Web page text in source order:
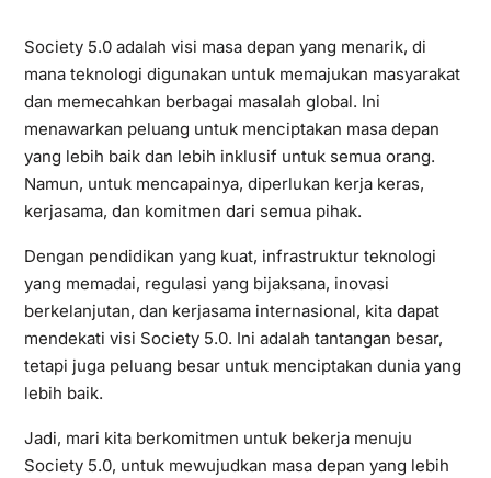
Society 5.0 adalah visi masa depan yang menarik, di
mana teknologi digunakan untuk memajukan masyarakat
dan memecahkan berbagai masalah global. Ini
menawarkan peluang untuk menciptakan masa depan
yang lebih baik dan lebih inklusif untuk semua orang.
Namun, untuk mencapainya, diperlukan kerja keras,
kerjasama, dan komitmen dari semua pihak.
Dengan pendidikan yang kuat, infrastruktur teknologi
yang memadai, regulasi yang bijaksana, inovasi
berkelanjutan, dan kerjasama internasional, kita dapat
mendekati visi Society 5.0. Ini adalah tantangan besar,
tetapi juga peluang besar untuk menciptakan dunia yang
lebih baik.
Jadi, mari kita berkomitmen untuk bekerja menuju
Society 5.0, untuk mewujudkan masa depan yang lebih